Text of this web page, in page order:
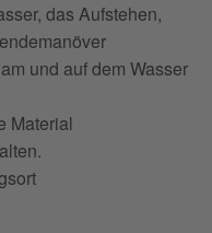
das Aufstehen,
und auf dem Wasser
Material